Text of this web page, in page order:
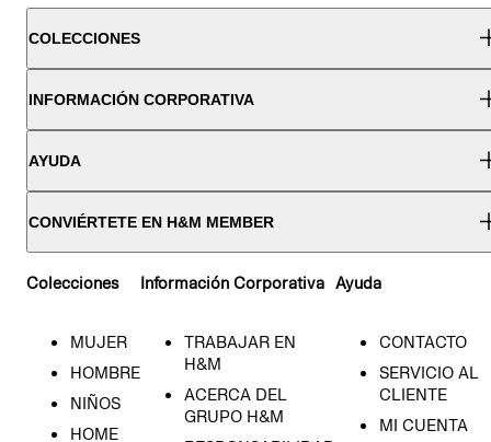
COLECCIONES
INFORMACIÓN CORPORATIVA
AYUDA
CONVIÉRTETE EN H&M MEMBER
Colecciones
MUJER
HOMBRE
NIÑOS
HOME
Información Corporativa
TRABAJAR EN
H&M
ACERCA DEL
GRUPO H&M
Ayuda
CONTACTO
SERVICIO AL
CLIENTE
MI CUENTA